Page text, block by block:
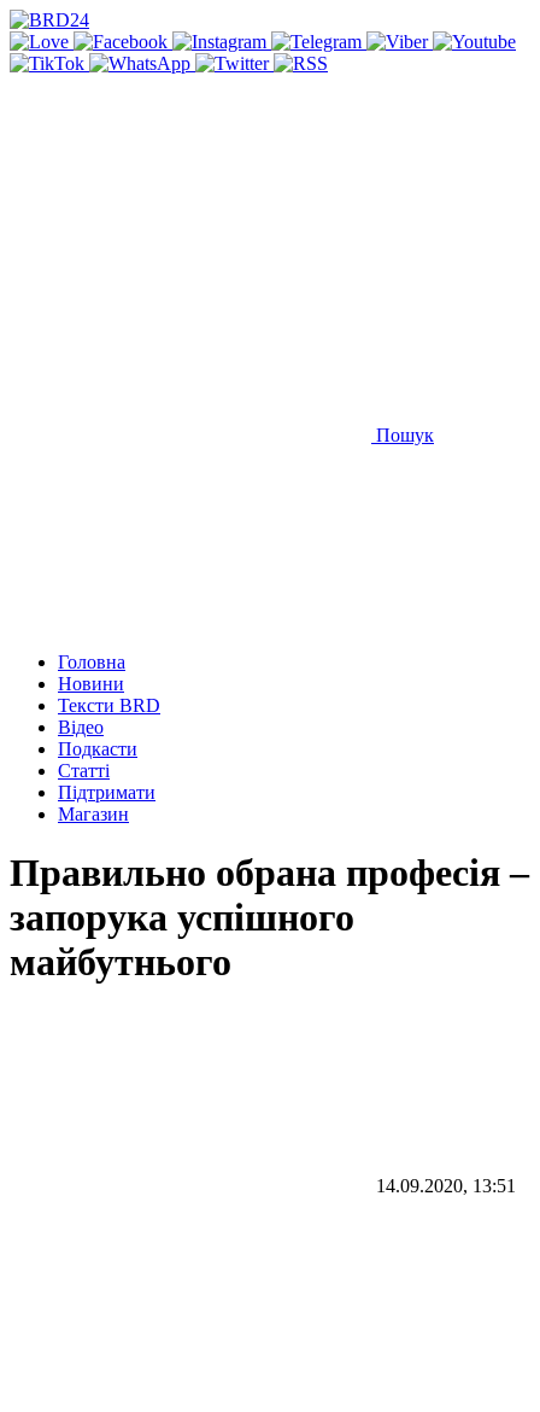
Пошук
Головна
Новини
Тексти BRD
Відео
Подкасти
Статті
Підтримати
Магазин
Правильно обрана професія –
запорука успішного
майбутнього
14.09.2020, 13:51